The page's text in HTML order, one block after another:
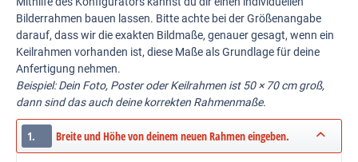
Bilderrahmen bauen lassen. Bitte achte bei der Größenangabe
darauf, dass wir die exakten Bildmaße, genauer gesagt, wenn ein
Keilrahmen vorhanden ist, diese Maße als Grundlage für deine
Anfertigung nehmen.
Beispiel: Dein Foto, Poster oder Keilrahmen ist 50 × 70 cm groß,
dann sind das auch deine korrekten Rahmenmaße.
1. Breite und Höhe von deinem neuen Rahmen eingeben.